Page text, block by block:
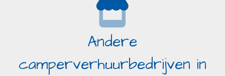
Andere
camperverhuurbedrijven in